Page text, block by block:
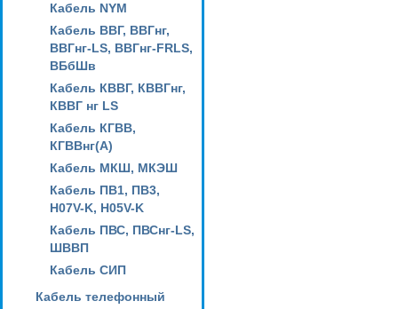
Кабель NYM
Кабель ВВГ, ВВГнг,
ВВГнг-LS, ВВГнг-FRLS,
ВБбШв
Кабель КВВГ, КВВГнг,
КВВГ нг LS
Кабель КГВВ,
КГВВнг(А)
Кабель МКШ, МКЭШ
Кабель ПВ1, ПВ3,
H07V-K, H05V-K
Кабель ПВС, ПВСнг-LS,
ШВВП
Кабель СИП
Кабель телефонный